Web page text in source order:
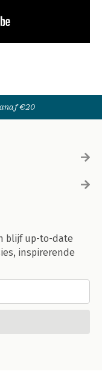
€20
blijf up-to-date
inspirerende